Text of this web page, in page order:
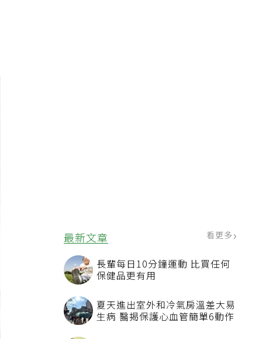
最新文章 看更多
長輩每日10分鐘運動 比買任何
保健品更有用
夏天進出室外和冷氣房溫差大易
生病 醫揭保護心血管簡單6動作